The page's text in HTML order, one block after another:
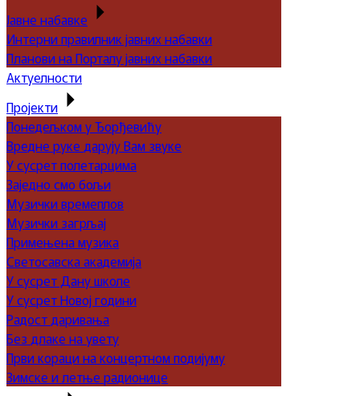
Јавне набавке
Интерни правилник јавних набавки
Планови на Порталу јавних набавки
Актуелности
Пројекти
Понедељком у Ђорђевићу
Вредне руке дарују Вам звуке
У сусрет полетарцима
Заједно смо бољи
Музички времеплов
Музички загрљај
Примењена музика
Светосавска академија
У сусрет Дану школе
У сусрет Новој години
Радост даривања
Без длаке на увету
Први кораци на концертном подијуму
Зимске и летње радионице